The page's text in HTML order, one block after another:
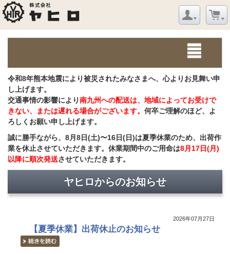
令和8年熊本地震により被災されたみなさまへ、心よりお見舞い申
し上げます。
交通事情の影響により南九州への配送は、地域によってお受けで
きない、または遅れる場合がございます。 何卒ご理解のほど、よ
ろしくお願い申し上げます。
誠に勝手ながら、8月8日(土)〜16日(日)は夏季休業のため、出荷作
業を休止させていただきます。休業期間中のご用命は8月17日(月)
以降に順次発送させていただきます。
ヤヒロからのお知らせ
2026年07月27日
【夏季休業】出荷休止のお知らせ